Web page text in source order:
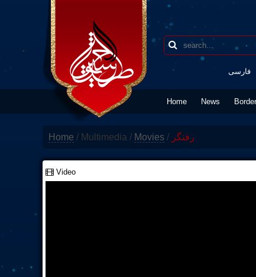
فارسی
Home News
Home / Multimedia / Movies / رفتگر
Video